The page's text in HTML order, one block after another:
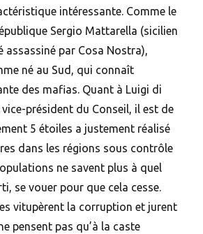
intéressante. Comme le
Sergio Mattarella (sicilien
assassiné par Cosa Nostra),
né au Sud, qui connaît
des mafias. Quant à Luigi di
président du Conseil, il est de
5 étoiles a justement réalisé
dans les régions sous contrôle
ne savent plus à quel
se vouer pour que cela cesse.
vitupèrent la corruption et jurent
pensent pas qu’à la caste